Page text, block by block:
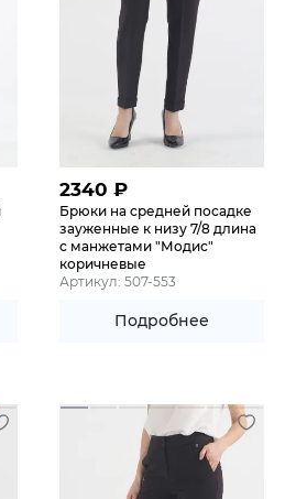
2340 ₽
Брюки на средней посадке
зауженные к низу 7/8 длина
с манжетами "Модис"
коричневые
Артикул: 507-553
Подробнее